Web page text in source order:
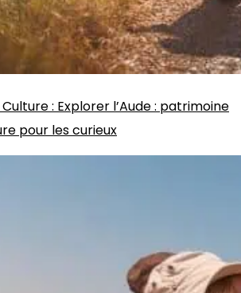
Culture: Explorer l’Aude : patrimoine
pour les curieux